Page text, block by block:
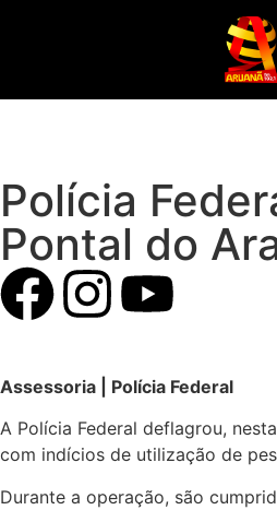
Polícia
Pontal do
Assessoria | Polícia Federal
A Polícia Federal deflagrou,
com indícios de utilização de
Durante a operação, são